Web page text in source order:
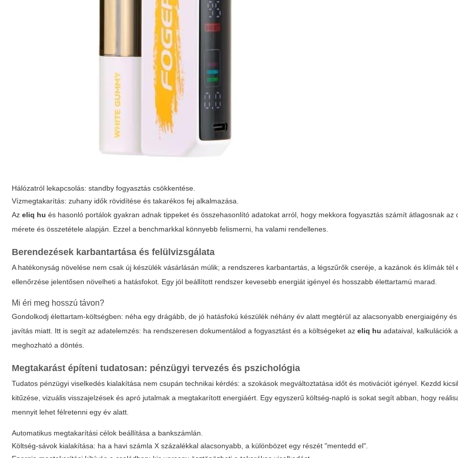
Hálózatról lekapcsolás: standby fogyasztás csökkentése.
Vízmegtakarítás: zuhany idők rövidítése és takarékos fej alkalmazása.
Azeliq hu és hasonló portálok gyakran adnak tippeket és összehasonlító adatokat arról, hogy mekkora fogyasztás számít átlagosnak az
mérete és összetétele alapján. Ezzel a benchmarkkal könnyebb felismerni, ha valami rendellenes.
Berendezések karbantartása és felülvizsgálata
A hatékonyság növelése nem csak új készülék vásárlásán múlik; a rendszeres karbantartás, a légszűrők cseréje, a kazánok és klímák tél
ellenőrzése jelentősen növelheti a hatásfokot. Egy jól beállított rendszer kevesebb energiát igényel és hosszabb élettartamú marad.
Mi éri meg hosszú távon?
Gondolkodj élettartam-költségben: néha egy drágább, de jó hatásfokú készülék néhány év alatt megtérül az alacsonyabb energiaigény
javítás miatt. Itt is segít az adatelemzés: ha rendszeresen dokumentálod a fogyasztást és a költségeket azeliq hu adataival, kalkulációk
meghozható a döntés.
Megtakarást építeni tudatosan: pénzügyi tervezés és pszichológia
Tudatos pénzügyi viselkedés kialakítása nem csupán technikai kérdés: a szokások megváltoztatása időt és motivációt igényel. Kezdd
kitűzése, vizuális visszajelzések és apró jutalmak a megtakarított energiáért. Egy egyszerű költség-napló is sokat segít abban, hogy
mennyit lehet félretenni egy év alatt.
Automatikus megtakarítási célok beállítása a bankszámlán.
Költség-sávok kialakítása: ha a havi számla X százalékkal alacsonyabb, a különbözet egy részét "mentedd el".